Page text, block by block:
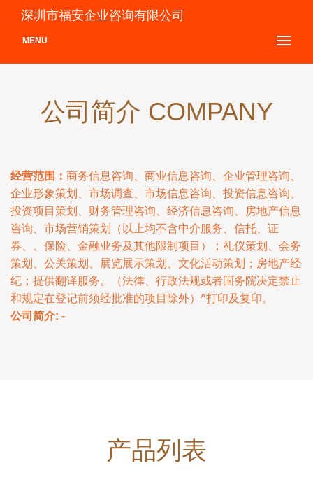
深圳市福安企业咨询有限公司
MENU
公司简介 COMPANY
经营范围： 商务信息咨询、商业信息咨询、企业管理咨询、
企业形象策划、市场调查、市场信息咨询、投资信息咨询、
投资项目策划、财务管理咨询、经济信息咨询、房地产信息
咨询、市场营销策划（以上均不含中介服务、信托、证
券、、保险、金融业务及其他限制项目）；礼仪策划、会务
策划、公关策划、展览展示策划、文化活动策划；房地产经
纪；提供翻译服务。（法律、行政法规或者国务院决定禁止
和规定在登记前须经批准的项目除外）^打印及复印。
公司简介: -
产品列表